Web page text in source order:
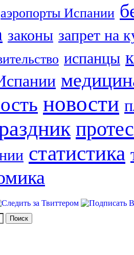
аэропорты Испании
законы запрет на
испанцы
новости
статистика